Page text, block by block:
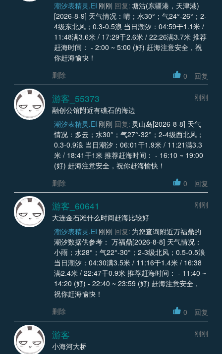
潮汐表精灵.EI 刚刚 回复: 塘沽(东疆港，天津港)
[2026-8-9] 天气情况：晴；水30°；气24°-26°；2-
4级东北风；0.3-0.5浪 当日潮汐：04:59干1.1米 /
11:48满3.6米 / 17:29干2.6米 / 22:26满3.7米 推荐
赶海时间： - 2:00 ~ 5:00 (好) 赶海注意安全，祝
你赶海愉快！
删除
0 回复
游客_55373
刚刚
融创公馆附近有礁石的海边
潮汐表精灵.EI 刚刚 回复: 灵山岛[2026-8-8] 天气
情况：多云；水30°；气27°-32°；2-4级西北风；
0.3-0.9浪 当日潮汐：06:01干1.9米 / 11:21满3.3
米 / 18:41干1米 推荐赶海时间： - 16:10 ~ 19:00
(好) 赶海注意安全，祝你赶海愉快！
删除
0 回复
游客_60641
刚刚
大连金石滩什么时间赶海比较好
潮汐表精灵.EI 刚刚 回复: 为您查询附近万福鼎的
潮汐数据供参考： 万福鼎[2026-8-8] 天气情况：
小雨；水28°；气22°-30°；2-3级北风；0.5-0.5浪
当日潮汐：04:30满3.5米 / 11:16干1.4米 / 16:38
满2.4米 / 22:47干0.9米 推荐赶海时间： - 11:40 ~
14:20 (好) - 22:40 ~ 23:59 (好) 赶海注意安全，
祝你赶海愉快！
删除
0 回复
游客
刚刚
小海河大桥